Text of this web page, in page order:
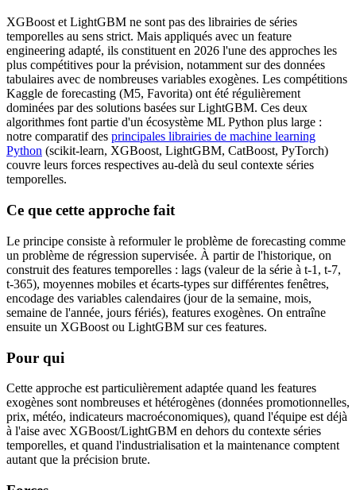
XGBoost et LightGBM ne sont pas des librairies de séries
temporelles au sens strict. Mais appliqués avec un feature
engineering adapté, ils constituent en 2026 l'une des approches les
plus compétitives pour la prévision, notamment sur des données
tabulaires avec de nombreuses variables exogènes. Les compétitions
Kaggle de forecasting (M5, Favorita) ont été régulièrement
dominées par des solutions basées sur LightGBM. Ces deux
algorithmes font partie d'un écosystème ML Python plus large :
notre comparatif des principales librairies de machine learning
Python (scikit-learn, XGBoost, LightGBM, CatBoost, PyTorch)
couvre leurs forces respectives au-delà du seul contexte séries
temporelles.
Ce que cette approche fait
Le principe consiste à reformuler le problème de forecasting comme
un problème de régression supervisée. À partir de l'historique, on
construit des features temporelles : lags (valeur de la série à t-1, t-7,
t-365), moyennes mobiles et écarts-types sur différentes fenêtres,
encodage des variables calendaires (jour de la semaine, mois,
semaine de l'année, jours fériés), features exogènes. On entraîne
ensuite un XGBoost ou LightGBM sur ces features.
Pour qui
Cette approche est particulièrement adaptée quand les features
exogènes sont nombreuses et hétérogènes (données promotionnelles,
prix, météo, indicateurs macroéconomiques), quand l'équipe est déjà
à l'aise avec XGBoost/LightGBM en dehors du contexte séries
temporelles, et quand l'industrialisation et la maintenance comptent
autant que la précision brute.